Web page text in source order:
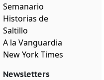
Semanario
Historias de
Saltillo
A la Vanguardia
New York Times
Newsletters